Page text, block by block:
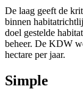
De laag geeft de
binnen
doel gestelde
beheer. De KDW
hectare per jaar.
Simple